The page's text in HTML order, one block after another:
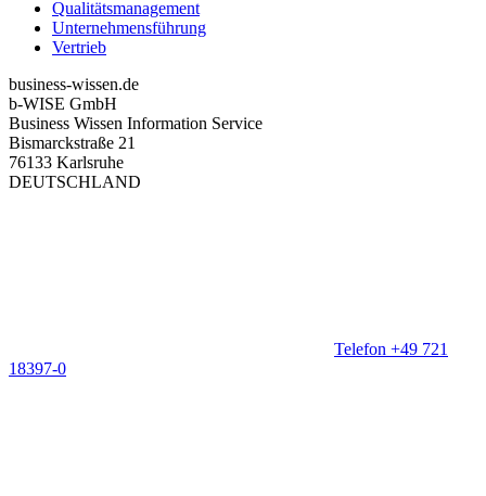
Qualitätsmanagement
Unternehmensführung
Vertrieb
business-wissen.de
b-WISE GmbH
Business Wissen Information Service
Bismarckstraße 21
76133 Karlsruhe
DEUTSCHLAND
Telefon +49 721
18397-0